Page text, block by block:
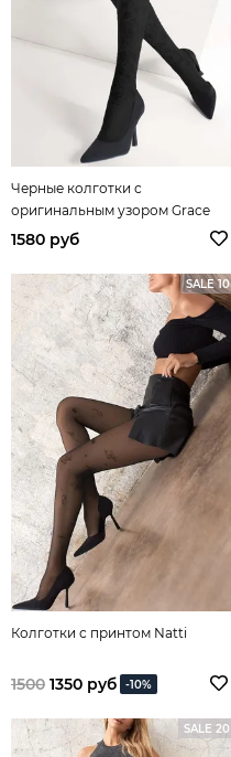
Черные колготки с
оригинальным узором Grace
1580 руб
SALE 10
Колготки с принтом Natti
1500 1350 руб -10%
SALE 20